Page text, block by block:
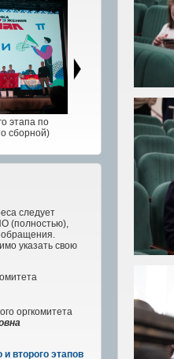
этапа по
сборной)
следует
(полностью),
обращения.
указать свою
оргкомитета
и второго этапов